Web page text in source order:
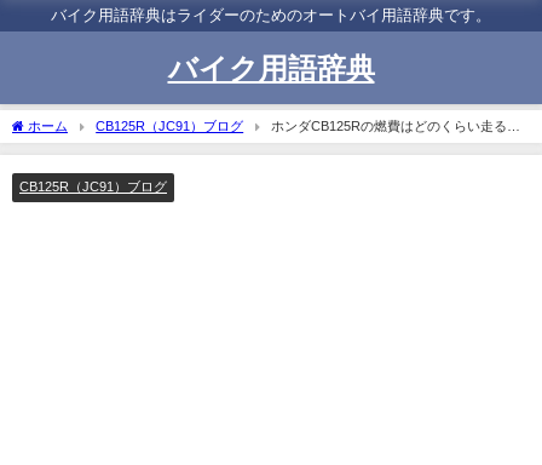
バイク用語辞典はライダーのためのオートバイ用語辞典です。
バイク用語辞典
ホーム CB125R（JC91）ブログ
ホンダCB125Rの燃費はどのくらい走る？
リッター50km？
CB125R（JC91）ブログ